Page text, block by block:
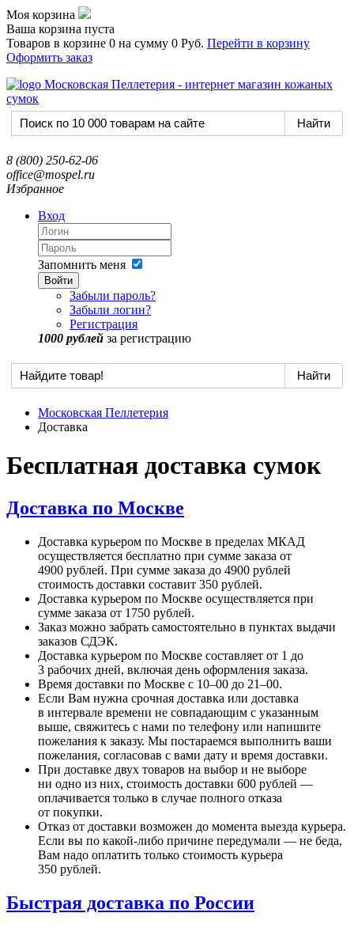
Моя корзина
Ваша корзина пуста
Товаров в корзине 0 на сумму 0 Руб. Перейти в корзину
Оформить заказ
8 (800) 250-62-06
office@mospel.ru
Избранное
Вход
Запомнить меня
Войти
Забыли пароль?
Забыли логин?
Регистрация
1000 рублей за регистрацию
Московская Пеллетерия
Доставка
Бесплатная доставка сумок
Доставка по Москве
Доставка курьером по Москве в пределах МКАД
осуществляется бесплатно при сумме заказа от
4900 рублей. При сумме заказа до 4900 рублей
стоимость доставки составит 350 рублей.
Доставка курьером по Москве осуществляется при
сумме заказа от 1750 рублей.
Заказ можно забрать самостоятельно в пунктах выдачи
заказов СДЭК.
Доставка курьером по Москве составляет от 1 до
3 рабочих дней, включая день оформления заказа.
Время доставки по Москве с 10–00 до 21–00.
Если Вам нужна срочная доставка или доставка
в интервале времени не совпадающим с указанным
выше, свяжитесь с нами по телефону или напишите
пожелания к заказу. Мы постараемся выполнить ваши
пожелания, согласовав с вами дату и время доставки.
При доставке двух товаров на выбор и не выборе
ни одно из них, стоимость доставки 600 рублей —
оплачивается только в случае полного отказа
от покупки.
Отказ от доставки возможен до момента выезда курьера.
Если вы по какой-либо причине передумали — не беда,
Вам надо оплатить только стоимость курьера
350 рублей.
Быстрая доставка по России